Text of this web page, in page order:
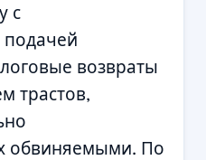
с
возвраты
трастов,
обвиняемыми. По